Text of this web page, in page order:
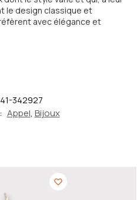
le design classique et
avec élégance et
342927
Appel, Bijoux